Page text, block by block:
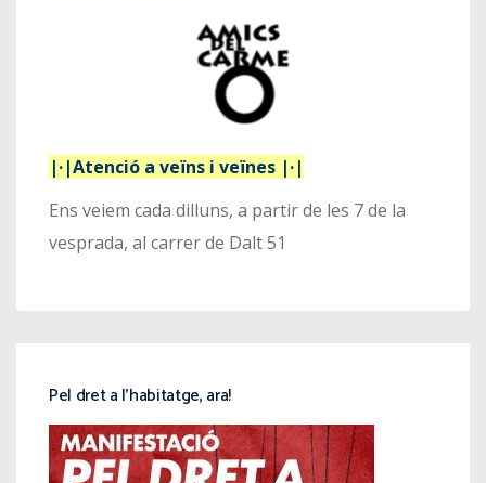
|·|Atenció a veïns i veïnes |·|
Ens veiem cada dilluns, a partir de les 7 de la
vesprada, al carrer de Dalt 51
Pel dret a l’habitatge, ara!